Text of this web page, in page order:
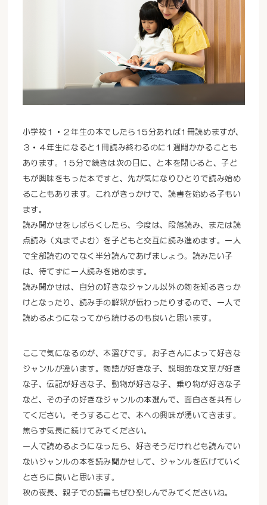
小学校１・２年生の本でしたら15分あれば1冊読めますが、
３・４年生になると1冊読み終わるのに1週間かかることも
あります。15分で続きは次の日に、と本を閉じると、子ど
もが興味をもった本ですと、先が気になりひとりで読み始め
ることもあります。これがきっかけで、読書を始める子もい
ます。
読み聞かせをしばらくしたら、今度は、段落読み、または読
点読み（丸までよむ）を子どもと交互に読み進めます。一人
で全部読むのでなく半分読んであげましょう。読みたい子
は、待てずに一人読みを始めます。
読み聞かせは、自分の好きなジャンル以外の物を知るきっか
けとなったり、読み手の解釈が伝わったりするので、一人で
読めるようになってから続けるのも良いと思います。
ここで気になるのが、本選びです。お子さんによって好きな
ジャンルが違います。物語が好きな子、説明的な文章が好き
な子、伝記が好きな子、動物が好きな子、乗り物が好きな子
など、その子の好きなジャンルの本選んで、面白さを共有し
てください。そうすることで、本への興味が湧いてきます。
焦らず気長に続けてみてください。
一人で読めるようになったら、好きそうだけれども読んでい
ないジャンルの本を読み聞かせして、ジャンルを広げていく
とさらに良いと思います。
秋の夜長、親子での読書もぜひ楽しんでみてくださいね。